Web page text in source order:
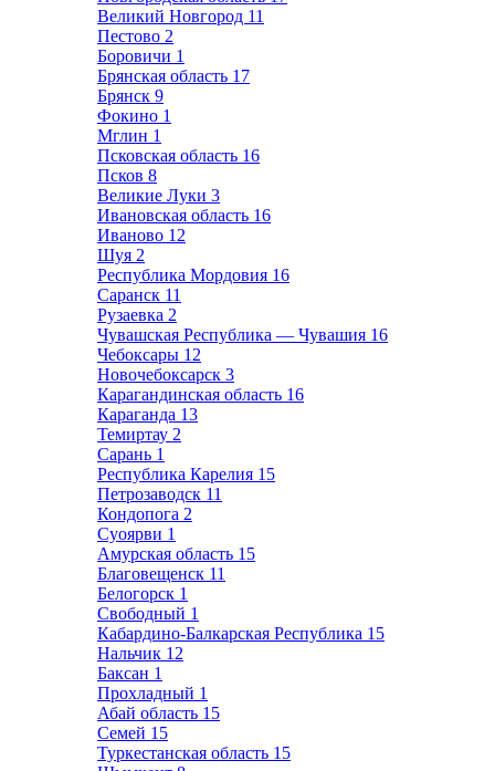
Великий Новгород 11
Пестово 2
Боровичи 1
Брянская область 17
Брянск 9
Фокино 1
Мглин 1
Псковская область 16
Псков 8
Великие Луки 3
Ивановская область 16
Иваново 12
Шуя 2
Республика Мордовия 16
Саранск 11
Рузаевка 2
Чувашская Республика — Чувашия 16
Чебоксары 12
Новочебоксарск 3
Карагандинская область 16
Караганда 13
Темиртау 2
Сарань 1
Республика Карелия 15
Петрозаводск 11
Кондопога 2
Суоярви 1
Амурская область 15
Благовещенск 11
Белогорск 1
Свободный 1
Кабардино-Балкарская Республика 15
Нальчик 12
Баксан 1
Прохладный 1
Абай область 15
Семей 15
Туркестанская область 15